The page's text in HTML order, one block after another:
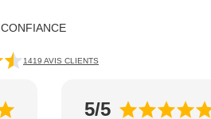
1419 AVIS CLIENTS
5/5